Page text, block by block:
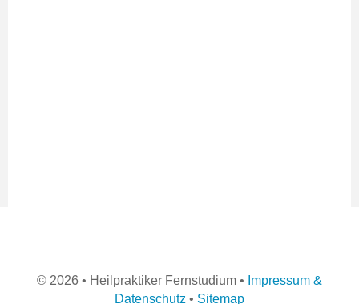
© 2026 • Heilpraktiker Fernstudium • Impressum &
Datenschutz • Sitemap